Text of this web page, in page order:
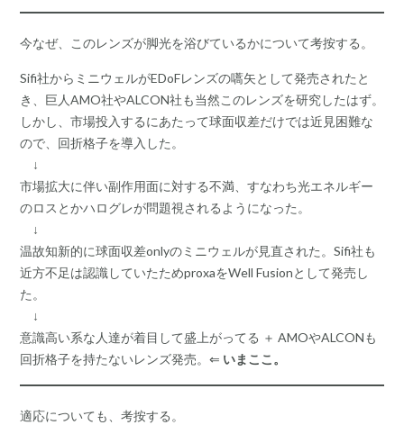
今なぜ、このレンズが脚光を浴びているかについて考按する。
Sifi社からミニウェルがEDoFレンズの嚆矢として発売されたと
き、巨人AMO社やALCON社も当然このレンズを研究したはず。
しかし、市場投入するにあたって球面収差だけでは近見困難な
ので、回折格子を導入した。
↓
市場拡大に伴い副作用面に対する不満、すなわち光エネルギー
のロスとかハログレが問題視されるようになった。
↓
温故知新的に球面収差onlyのミニウェルが見直された。Sifi社も
近方不足は認識していたためproxaをWell Fusionとして発売し
た。
↓
意識高い系な人達が着目して盛上がってる ＋ AMOやALCONも
回折格子を持たないレンズ発売。⇐ いまここ。
適応についても、考按する。